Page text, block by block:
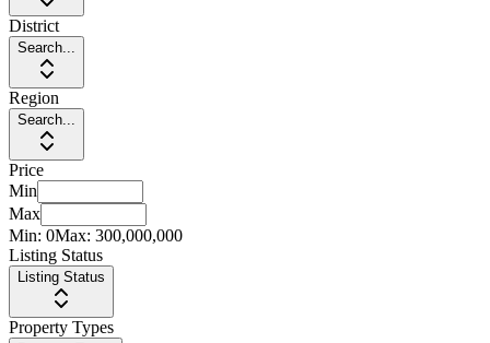
District
Search...
Region
Search...
Price
Min
Max
Min: 0Max: 300,000,000
Listing Status
Listing Status
Property Types